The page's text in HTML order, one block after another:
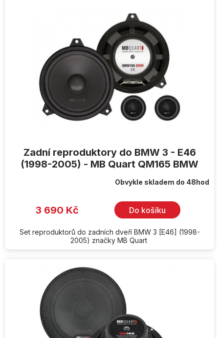
Zadní reproduktory do BMW 3 - E46
(1998-2005) - MB Quart QM165 BMW
Obvykle skladem do 48hod
3 690 Kč Do košíku
Set reproduktorů do zadních dveří BMW 3 [E46] (1998-
2005) značky MB Quart